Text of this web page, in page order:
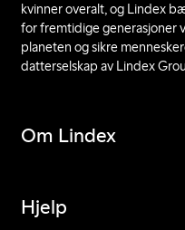
kvinner overalt, og Lindex
for fremtidige generasjoner
planeten og sikre
datterselskap av Lindex
Om Lindex
Hjelp